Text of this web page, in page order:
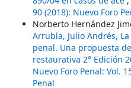
90 (2018): Nuevo Foro
Norberto Hernández
Arrubla, Julio Andrés,
penal. Una propuesta
restaurativa 2° Edición
Nuevo Foro Penal: Vol.
Penal